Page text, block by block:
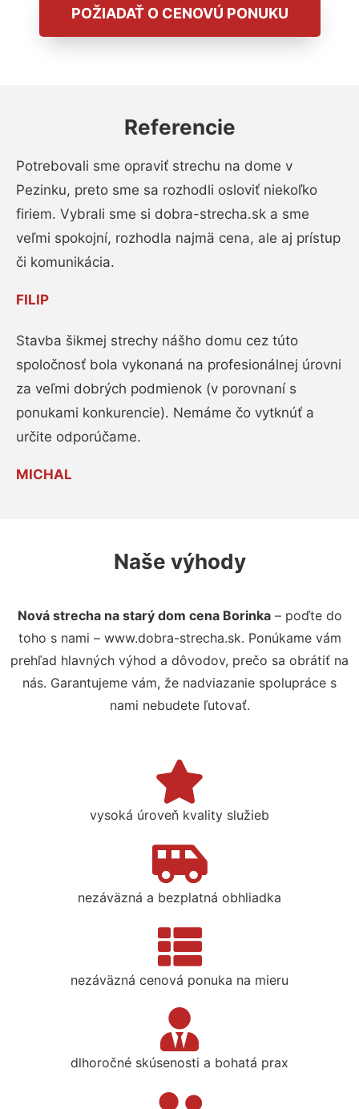
POŽIADAŤ O CENOVÚ PONUKU
Referencie
Potrebovali sme opraviť strechu na dome v
Pezinku, preto sme sa rozhodli osloviť niekoľko
firiem. Vybrali sme si dobra-strecha.sk a sme
veľmi spokojní, rozhodla najmä cena, ale aj prístup
či komunikácia.
FILIP
Stavba šikmej strechy nášho domu cez túto
spoločnosť bola vykonaná na profesionálnej úrovni
za veľmi dobrých podmienok (v porovnaní s
ponukami konkurencie). Nemáme čo vytknúť a
určite odporúčame.
MICHAL
Naše výhody
Nová strecha na starý dom cena Borinka– poďte do
toho s nami – www.dobra-strecha.sk. Ponúkame vám
prehľad hlavných výhod a dôvodov, prečo sa obrátiť na
nás. Garantujeme vám, že nadviazanie spolupráce s
nami nebudete ľutovať.
vysoká úroveň kvality služieb
nezáväzná a bezplatná obhliadka
nezáväzná cenová ponuka na mieru
dlhoročné skúsenosti a bohatá prax